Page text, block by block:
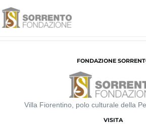
FONDAZIONE
Villa Fiorentino, polo culturale della
VISITA